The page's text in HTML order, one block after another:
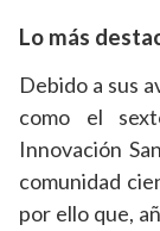
Lo más
Debido a sus
como el
Innovación
comunidad
por ello que,